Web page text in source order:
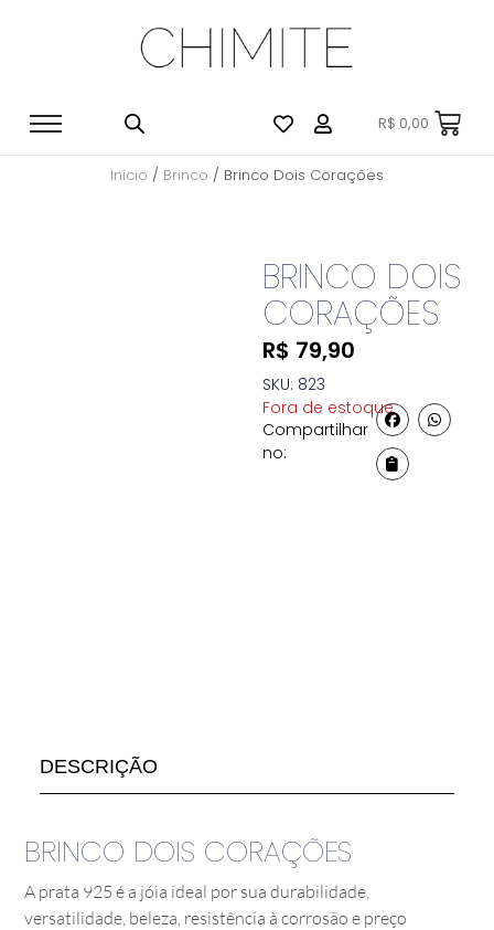
R$ 0,00
Início / Brinco / Brinco Dois Corações
BRINCO DOIS
CORAÇÕES
R$ 79,90
SKU: 823
Fora de estoque
Compartilhar
no:
DESCRIÇÃO
BRINCO DOIS CORAÇÕES
A prata 925 é a jóia ideal por sua durabilidade,
versatilidade, beleza, resistência à corrosão e preço